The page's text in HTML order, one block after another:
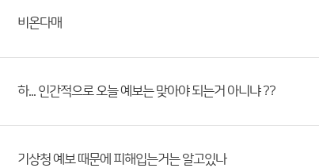
비온다매
하... 인간적으로 오늘 예보는 맞아야 되는거 아니냐 ??
기상청 예보 때문에 피해입는거는 알고있나